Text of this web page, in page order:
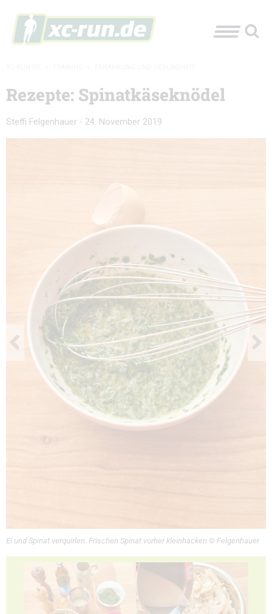
Rezepte: Spinatkäseknödel
Steffi Felgenhauer - 24. November 2019
Ei und Spinat verquirlen. Frischen Spinat vorher kleinhacken © Felgenhauer